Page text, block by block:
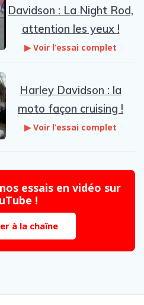
Davidson : La Night Rod,
attention les yeux !
▶ Voir l’essai complet
Harley Davidson : la
moto façon cruising !
▶ Voir l’essai complet
essais en vidéo sur
!
à la chaîne